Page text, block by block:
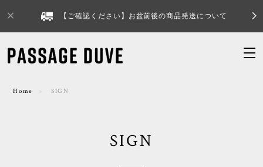
【ご確認ください】お盆前後の商品発送について
Home SIGN
SIGN